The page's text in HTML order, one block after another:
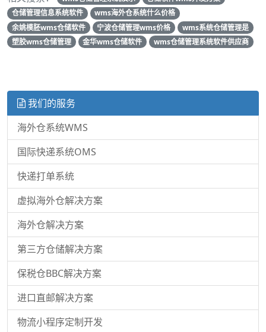
仓储管理信息系统软件
wms海外仓系统什么价格
余姚模胚wms仓储软件
宁波仓储管理wms价格
wms系统仓储管理是
塑胶wms仓储管理
金华wms仓储软件 wms仓储管理系统软件供应商
我们的服务
海外仓系统WMS
国际快递系统OMS
快递打单系统
虚拟海外仓解决方案
海外仓解决方案
第三方仓储解决方案
保税仓BBC解决方案
进口直邮解决方案
物流小程序定制开发